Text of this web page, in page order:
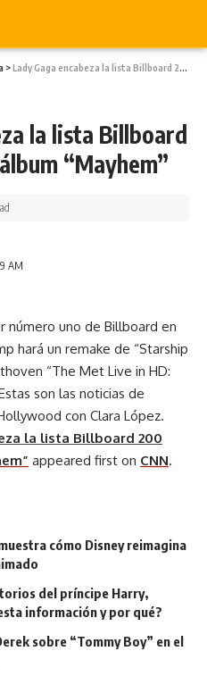
>Lady Gaga encabeza la lista Billboard 200 con su nuevo álbum “Mayhem”
la lista Billboard
“Mayhem”
AM
número uno de Billboard en
hará un remake de “Starship
“The Met Live in HD:
son las noticias de
con Clara López.
la lista Billboard 200
appeared first on CNN.
cómo Disney reimagina
del príncipe Harry,
información y por qué?
sobre “Tommy Boy” en el